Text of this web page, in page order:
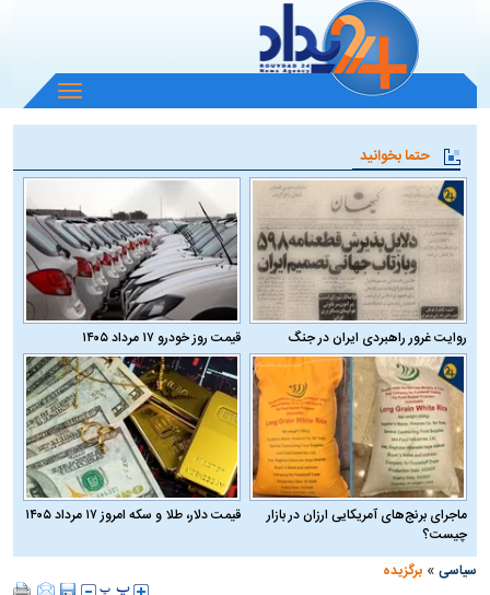
باز
و
منو
حتما بخوانید
روایت غرور راهبردی ایران در جنگ قیمت روز خودرو ۱۷ مرداد ۱۴۰۵
ماجرای برنج‌های آمریکایی ارزان در بازار
چیست؟
قیمت دلار، طلا و سکه امروز ۱۷ مرداد ۱۴۰۵
سیاسی »برگزیده